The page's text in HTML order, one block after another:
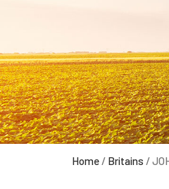
Home / Britains /